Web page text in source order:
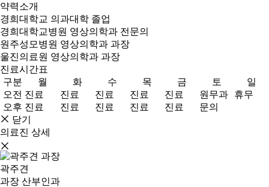
약력소개
경희대학교 의과대학 졸업
경희대학교병원 영상의학과 전문의
원주성모병원 영상의학과 과장
울진의료원 영상의학과 과장
진료시간표
구분
월 화 수 목 금 토
일
오전 진료 진료 진료 진료 진료
원무과
문의
휴무
오후 진료 진료 진료 진료
진료
닫기
의료진 상세
곽주견
과장 산부인과